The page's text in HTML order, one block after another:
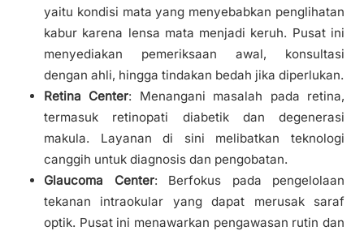
yaitu kondisi mata yang menyebabkan penglihatan
kabur karena lensa mata menjadi keruh. Pusat ini
menyediakan pemeriksaan awal, konsultasi
dengan ahli, hingga tindakan bedah jika diperlukan.
Retina Center: Menangani masalah pada retina,
termasuk retinopati diabetik dan degenerasi
makula. Layanan di sini melibatkan teknologi
canggih untuk diagnosis dan pengobatan.
Glaucoma Center: Berfokus pada pengelolaan
tekanan intraokular yang dapat merusak saraf
optik. Pusat ini menawarkan pengawasan rutin dan